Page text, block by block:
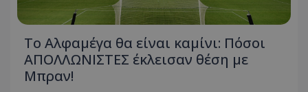
Το Αλφαμέγα θα είναι καμίνι: Πόσοι
ΑΠΟΛΛΩΝΙΣΤΕΣ έκλεισαν θέση με
Μπραν!